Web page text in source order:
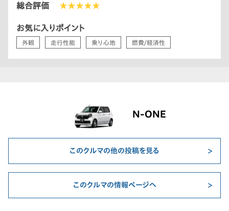
総合評価 ★★★★★
お気に入りポイント
外観 走行性能 乗り心地 燃費/経済性
N-ONE
このクルマの他の投稿を見る
このクルマの情報ページへ